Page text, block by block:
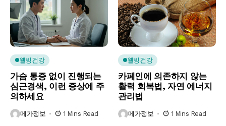
웰빙건강
가슴 통증 없이 진행되는
심근경색, 이런 증상에 주
의하세요
메가정보 1 Mins Read
웰빙건강
카페인에 의존하지 않는
활력 회복법, 자연 에너지
관리법
메가정보 1 Mins Read